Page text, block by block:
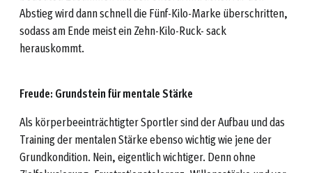
Abstieg wird dann schnell die Fünf-Kilo-Marke überschritten,
sodass am Ende meist ein Zehn-Kilo-Ruck- sack
herauskommt.
Freude: Grundstein für mentale Stärke
Als körperbeeinträchtigter Sportler sind der Aufbau und das
Training der mentalen Stärke ebenso wichtig wie jene der
Grundkondition. Nein, eigentlich wichtiger. Denn ohne